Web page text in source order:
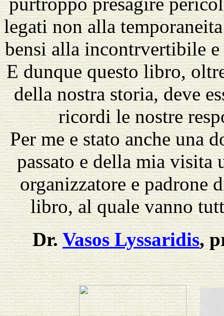
legati non alla
bensi alla incontrvertibile
E dunque questo libro,
della nostra storia, deve
ricordi le nostre
Per me e stato anche una
passato e della mia
organizzatore e padrone
libro, al quale vanno
Dr.Vasos Lyssaridis,